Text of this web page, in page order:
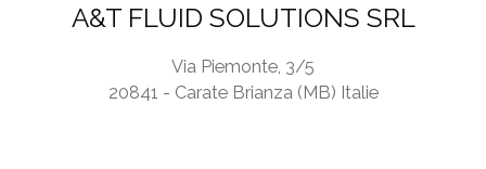
A&T FLUID SOLUTIONS SRL
Via Piemonte, 3/5
20841 - Carate Brianza (MB) Italie